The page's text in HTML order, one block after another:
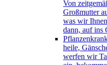
Von
Großmutter
was wir
dann, auf ins
heile,
werfen wir